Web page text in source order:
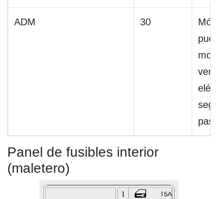
ADM 30
Panel de fusibles interior
(maletero)